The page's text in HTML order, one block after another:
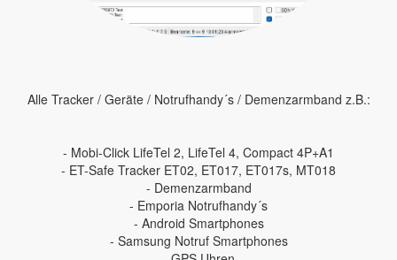
Alle Tracker / Geräte / Notrufhandy´s / Demenzarmband z.B.:
- Mobi-Click LifeTel 2, LifeTel 4, Compact 4P+A1
- ET-Safe Tracker ET02, ET017, ET017s, MT018
- Demenzarmband
- Emporia Notrufhandy´s
- Android Smartphones
- Samsung Notruf Smartphones